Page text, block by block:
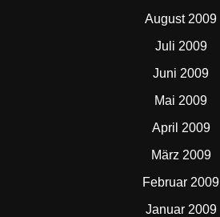
August 2009
Juli 2009
Juni 2009
Mai 2009
April 2009
März 2009
Februar 2009
Januar 2009